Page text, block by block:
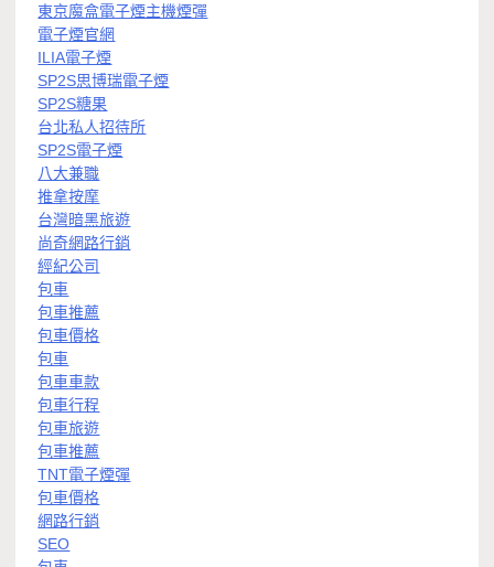
東京魔盒電子煙主機煙彈
電子煙官網
ILIA電子煙
SP2S思博瑞電子煙
SP2S糖果
台北私人招待所
SP2S電子煙
八大兼職
推拿按摩
台灣暗黑旅遊
尚奇網路行銷
經紀公司
包車
包車推薦
包車價格
包車
包車車款
包車行程
包車旅遊
包車推薦
TNT電子煙彈
包車價格
網路行銷
SEO